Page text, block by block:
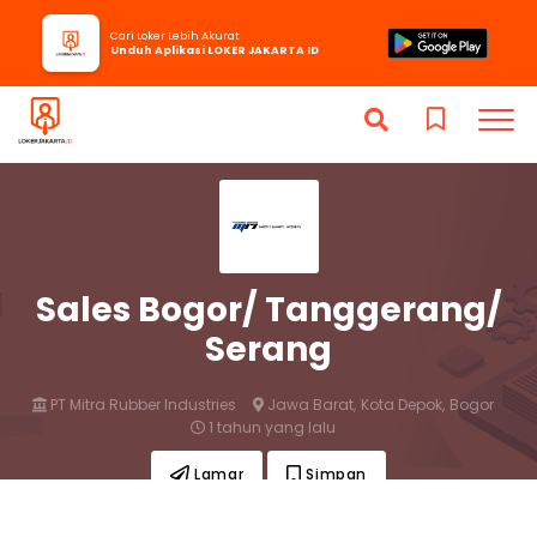
Sales Bogor/ Tanggerang/
Serang
PT Mitra Rubber Industries Jawa Barat, Kota Depok, Bogor
1 tahun yang lalu
Lamar Simpan
Cari Loker Lebih Akurat
Unduh Aplikasi LOKER JAKARTA ID